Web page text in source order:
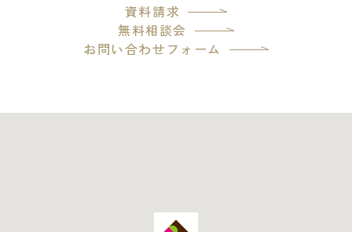
資料請求
無料相談会
お問い合わせフォーム